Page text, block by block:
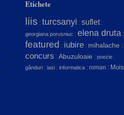
Etichete
liis : turcsanyi : suflet:
georgiana porusniuc : elena druta :
featured : iubire : mihalache :
concurs : Abuzuloaie : poezie :
gânduri : iasi : informatica : roman :